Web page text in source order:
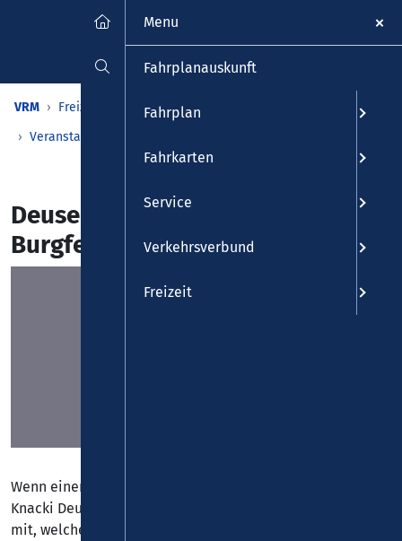
VRM Freizeit
Veranstaltungen & Kalender
Veranstaltungen
Deuser & Friends Summer Club -
Burgfestspiele
Wenn einer ein Gespür für die Stars von morgen hat, dann
Knacki Deuser. Er bringt eine:n alte:n Stand-up Freund:in
mit, welche:r wiederum die Patenschaft für 2 neue
Menu
Fahrplanauskunft
Fahrplan
Fahrkarten
Service
Verkehrsverbund
Freizeit